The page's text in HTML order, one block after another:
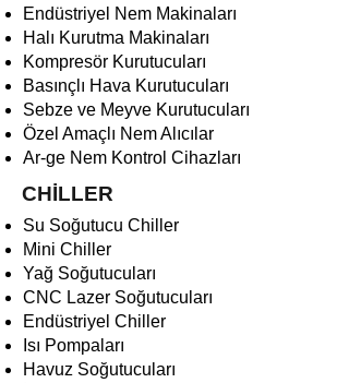
Endüstriyel Nem Makinaları
Halı Kurutma Makinaları
Kompresör Kurutucuları
Basınçlı Hava Kurutucuları
Sebze ve Meyve Kurutucuları
Özel Amaçlı Nem Alıcılar
Ar-ge Nem Kontrol Cihazları
CHİLLER
Su Soğutucu Chiller
Mini Chiller
Yağ Soğutucuları
CNC Lazer Soğutucuları
Endüstriyel Chiller
Isı Pompaları
Havuz Soğutucuları